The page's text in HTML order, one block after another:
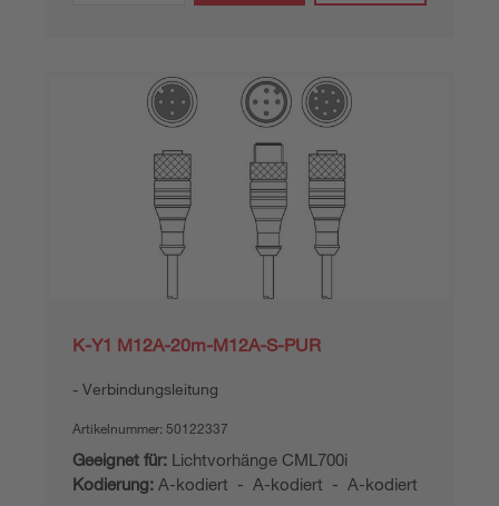
K-Y1 M12A-20m-M12A-S-PUR
Verbindungsleitung
Artikelnummer: 50122337
Geeignet für: Lichtvorhänge CML700i
Kodierung: A-kodiert - A-kodiert - A-kodiert